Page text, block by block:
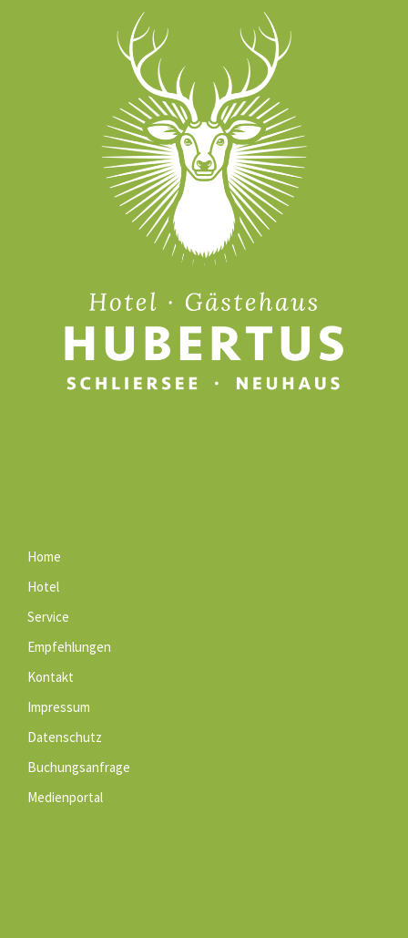
Home
Hotel
Service
Empfehlungen
Kontakt
Impressum
Datenschutz
Buchungsanfrage
Medienportal